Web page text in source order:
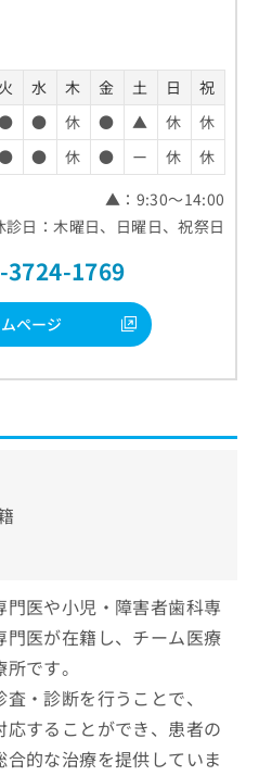
火 水 木 金 土 日
祝
● 休 ● ▲ 休
休
● 休 ● ー 休
休
▲：9:30～14:00
診日：木曜日、日曜日、祝祭日
3724-1769
ページ
医や小児・障害者歯科専
医が在籍し、チーム医療
です。
・診断を行うことで、
することができ、患者の
的な治療を提供していま